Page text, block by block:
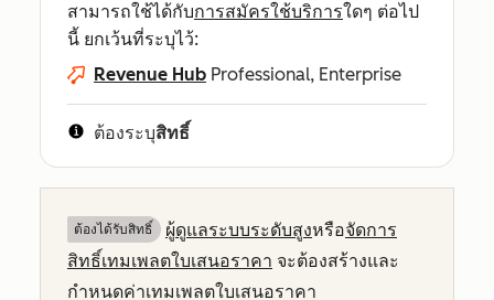
สามารถใช้ได้กับการสมัครใช้บริการใดๆ ต่อไป
นี้ ยกเว้นที่ระบุไว้:
Revenue Hub Professional, Enterprise
ต้องระบุสิทธิ์
ต้องได้รับสิทธิ์​ ผู้ดูแลระบบระดับสูงหรือจัดการ
สิทธิ์เทมเพลตใบเสนอราคา จะต้องสร้างและ
กำหนดค่าเทมเพลตใบเสนอราคา